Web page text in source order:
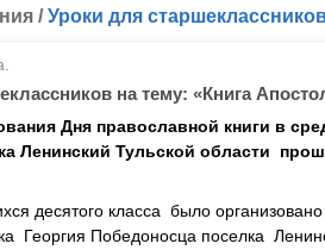
/Уроки для
на тему: «Книга
Дня православной книги в
Ленинский Тульской области
десятого класса было
Георгия Победоносца поселка